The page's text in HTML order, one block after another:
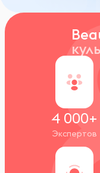
4 000+
Экспертов